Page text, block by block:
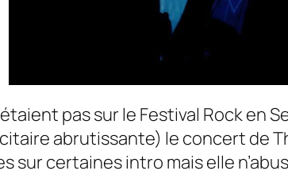
pas sur le Festival Rock en
abrutissante) le concert de
certaines intro mais elle